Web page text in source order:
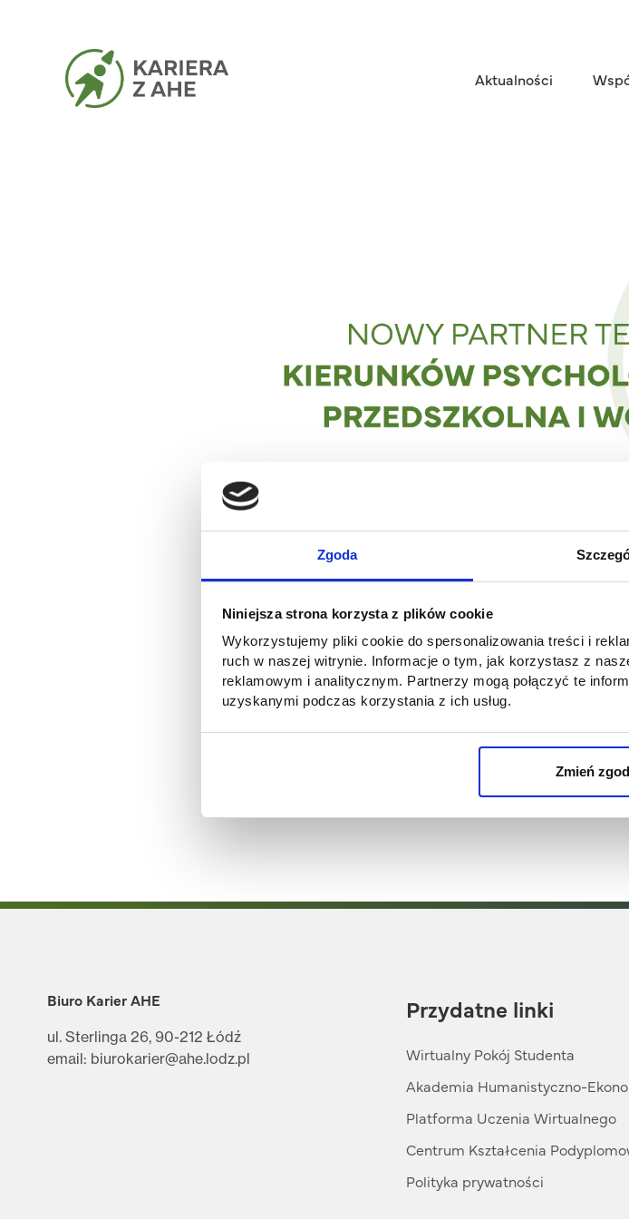
Zgoda
Niniejsza strona korzysta z plików cookie
Wykorzystujemy pliki cookie do spersonalizowania treści i
ruch w naszej witrynie. Informacje o tym, jak korzystasz z
reklamowym i analitycznym. Partnerzy mogą połączyć te
uzyskanymi podczas korzystania z ich usług.
Zmień
Aktualności
Z przyjemnością ogłaszamy, że Szkoła Podstawowa nr 5
Łódzkim dołączyła do grona naszych partnerów
studentami nieograniczone możliwości rozwoju i
psychologia oraz pedagogika przedszkolna i
przyniesie wiele korzyści zarówno dla naszej Uczelni, jak i
budować lepszą przyszłość naszych studentów i
Team Akademickiego Biura Karier- Kariera z AHE
Biuro Karier AHE
ul. Sterlinga 26, 90-212 Łódź
email: biurokarier@ahe.lodz.pl
Przydatne linki
Wirtualny Pokój Studenta
Akademia Humanistyczno-
Platforma Uczenia Wirtualnego
Centrum Kształcenia
Polityka prywatności